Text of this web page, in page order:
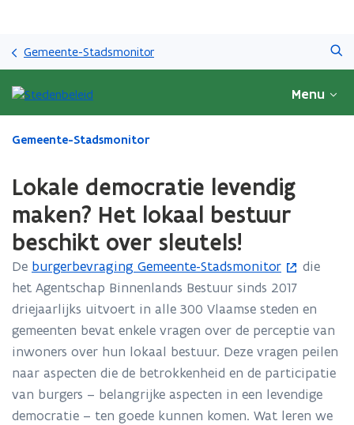
gaan
Gemeente-Stadsmonitor
Menu
Gedaan
zich
op:
Lokale
democratie
levendig
maken?
lokaal
bestuur
beschikt
Gemeente-Stadsmonitor
Lokale democratie levendig
maken? Het lokaal bestuur
beschikt over sleutels!
De burgerbevraging Gemeente-Stadsmonitor
(
o
p
e
n
t
i
n
die
het Agentschap Binnenlands Bestuur sinds 2017
driejaarlijks uitvoert in alle 300 Vlaamse steden en
gemeenten bevat enkele vragen over de perceptie van
inwoners over hun lokaal bestuur. Deze vragen peilen
naar aspecten die de betrokkenheid en de participatie
van burgers – belangrijke aspecten in een levendige
democratie – ten goede kunnen komen. Wat leren we